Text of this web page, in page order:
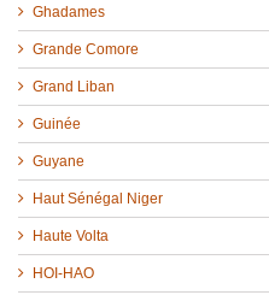
Ghadames
Grande Comore
Grand Liban
Guinée
Guyane
Haut Sénégal Niger
Haute Volta
HOI-HAO